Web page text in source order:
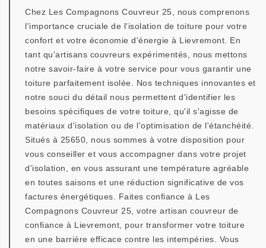
Chez Les Compagnons Couvreur 25, nous comprenons
l'importance cruciale de l'isolation de toiture pour votre
confort et votre économie d'énergie à Lievremont. En
tant qu'artisans couvreurs expérimentés, nous mettons
notre savoir-faire à votre service pour vous garantir une
toiture parfaitement isolée. Nos techniques innovantes et
notre souci du détail nous permettent d'identifier les
besoins spécifiques de votre toiture, qu'il s'agisse de
matériaux d'isolation ou de l'optimisation de l'étanchéité.
Situés à 25650, nous sommes à votre disposition pour
vous conseiller et vous accompagner dans votre projet
d'isolation, en vous assurant une température agréable
en toutes saisons et une réduction significative de vos
factures énergétiques. Faites confiance à Les
Compagnons Couvreur 25, votre artisan couvreur de
confiance à Lievremont, pour transformer votre toiture
en une barrière efficace contre les intempéries. Vous